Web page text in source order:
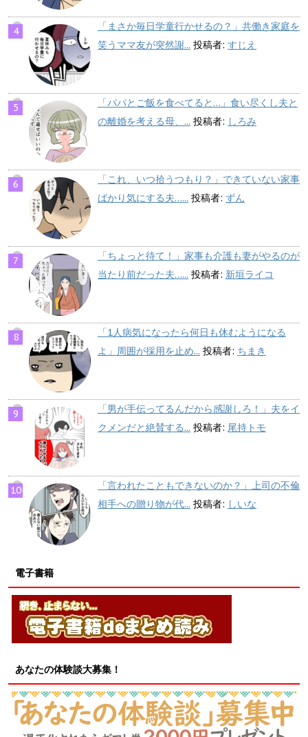
「まさか毎日学童行かせるの？」共働き家庭を
笑うママ友が突然謝... 投稿者: すじえ
「パパとご飯を食べてると…」食い尽くし夫と
の離婚を考える母、... 投稿者: しろみ
「これ、いつ拾うつもり？」できていない家事
ばかり気にする夫…... 投稿者: ずん
「ちょっと待て！」家事も介護も妻がやるのが
当たり前だった夫…... 投稿者: 新垣ライコ
「1人病気になったら何日も休むようになる
よ」周囲が採用を止め... 投稿者: ちまき
「男が手伝ってるんだから感謝しろ！」夫をイ
クメンだと絶賛する... 投稿者: 尾持トモ
「言われたこともできないのか？」上司の不倫
相手への贈り物が代... 投稿者: しいな
電子書籍
あなたの体験談大募集！